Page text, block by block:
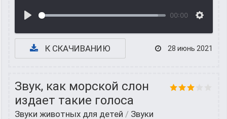
00:00
К СКАЧИВАНИЮ 28 июнь 2021
Звук, как морской слон
издает такие голоса
Звуки животных для детей / Звуки